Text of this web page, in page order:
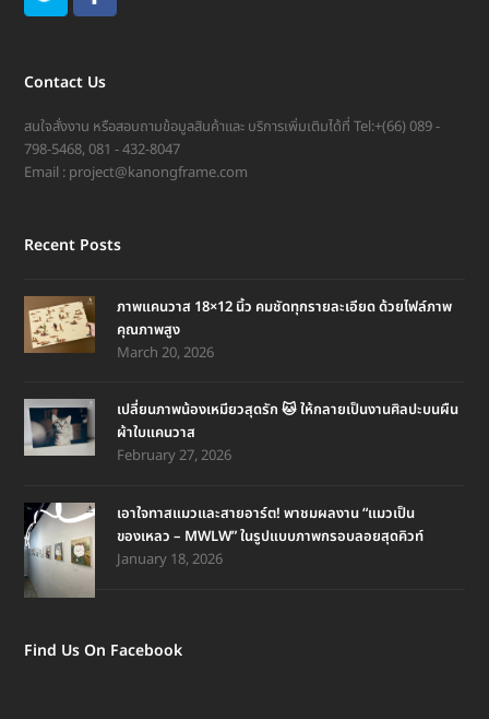
Contact Us
สนใจสั่งงาน หรือสอบถามข้อมูลสินค้าและ บริการเพิ่มเติมได้ที่ Tel:+(66) 089 -
798-5468, 081 - 432-8047
Email : project@kanongframe.com
Recent Posts
ภาพแคนวาส 18×12 นิ้ว คมชัดทุกรายละเอียด ด้วยไฟล์ภาพ
คุณภาพสูง
March 20, 2026
เปลี่ยนภาพน้องเหมียวสุดรัก 🐱 ให้กลายเป็นงานศิลปะบนผืน
ผ้าใบแคนวาส
February 27, 2026
เอาใจทาสแมวและสายอาร์ต! พาชมผลงาน “แมวเป็น
ของเหลว – MWLW” ในรูปแบบภาพกรอบลอยสุดคิวท์
January 18, 2026
Find Us On Facebook